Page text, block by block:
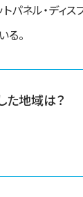
パネル・デ
。
た地域は？